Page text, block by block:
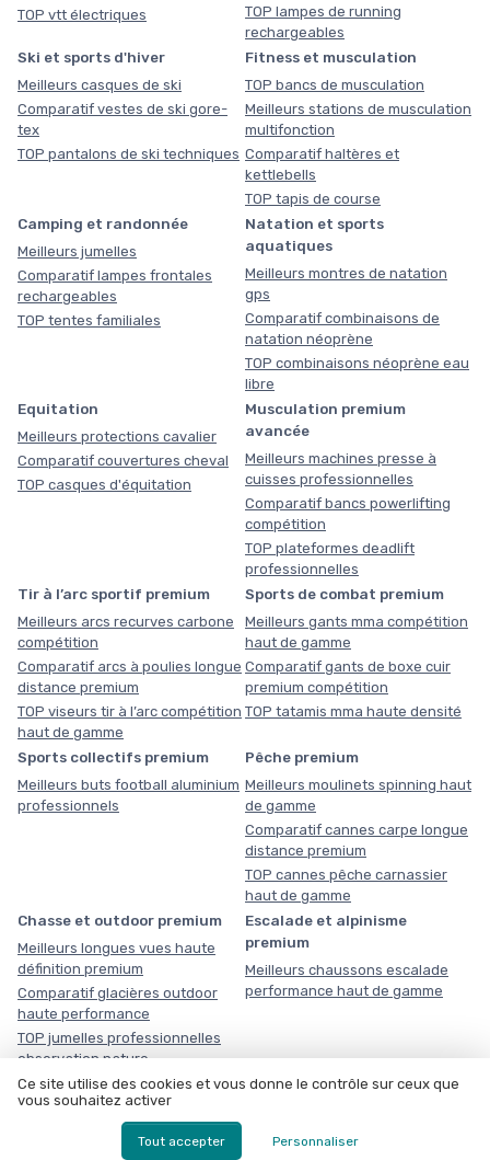
TOP vtt électriques
TOP lampes de running
rechargeables
Ski et sports d'hiver
Meilleurs casques de ski
Comparatif vestes de ski gore-
tex
TOP pantalons de ski techniques
Fitness et musculation
TOP bancs de musculation
Meilleurs stations de musculation
multifonction
Comparatif haltères et
kettlebells
TOP tapis de course
Camping et randonnée
Meilleurs jumelles
Comparatif lampes frontales
rechargeables
TOP tentes familiales
Natation et sports
aquatiques
Meilleurs montres de natation
gps
Comparatif combinaisons de
natation néoprène
TOP combinaisons néoprène eau
libre
Equitation
Meilleurs protections cavalier
Comparatif couvertures cheval
TOP casques d'équitation
Musculation premium
avancée
Meilleurs machines presse à
cuisses professionnelles
Comparatif bancs powerlifting
compétition
TOP plateformes deadlift
professionnelles
Tir à l’arc sportif premium
Meilleurs arcs recurves carbone
compétition
Comparatif arcs à poulies longue
distance premium
TOP viseurs tir à l’arc compétition
haut de gamme
Sports de combat premium
Meilleurs gants mma compétition
haut de gamme
Comparatif gants de boxe cuir
premium compétition
TOP tatamis mma haute densité
Sports collectifs premium
Meilleurs buts football aluminium
professionnels
Pêche premium
Meilleurs moulinets spinning haut
de gamme
Comparatif cannes carpe longue
distance premium
TOP cannes pêche carnassier
haut de gamme
Chasse et outdoor premium
Meilleurs longues vues haute
définition premium
Comparatif glacières outdoor
haute performance
TOP jumelles professionnelles
observation nature
Escalade et alpinisme
premium
Meilleurs chaussons escalade
performance haut de gamme
Triathlon premium
Meilleurs casques aérodynamiques triathlon haut de gamme
Comparatif combinaisons triathlon néoprène compétition
Ce site utilise des cookies et vous donne le contrôle sur ceux que
vous souhaitez activer
Tout accepter Personnaliser